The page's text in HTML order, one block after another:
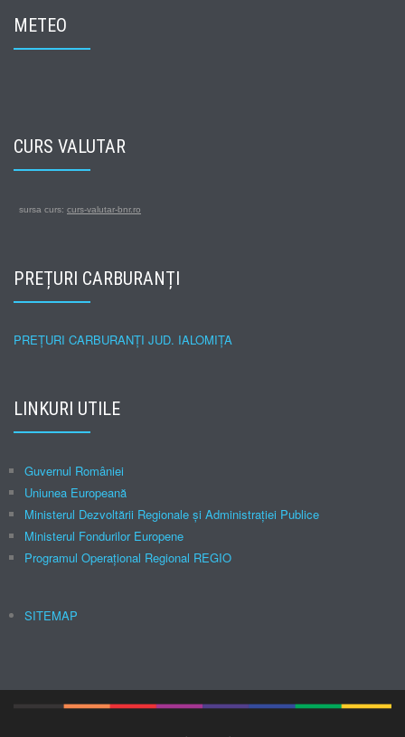
METEO
CURS VALUTAR
sursa curs: curs-valutar-bnr.ro
PREȚURI CARBURANȚI
PREȚURI CARBURANȚI JUD. IALOMIȚA
LINKURI UTILE
Guvernul României
Uniunea Europeană
Ministerul Dezvoltării Regionale şi Administraţiei Publice
Ministerul Fondurilor Europene
Programul Operațional Regional REGIO
SITEMAP